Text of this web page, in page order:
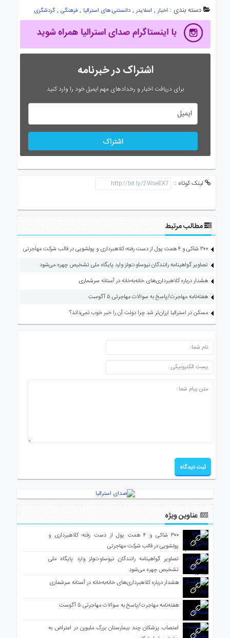
دسته بندی : اخبار, اسلایدر, دانستنی های استرالیا , فرهنگی, گردشگری
اشتراک در خبرنامه
برای دریافت اخبار و رخدادهای مهم ایمیل خود را وارد کنید
اشتراک
لینک کوتاه :
مطالب مرتبط
۳۰۰ شاکی و ۴ همت پول از دست رفته؛ کلاهبرداری و پولشویی در قالب شرکت مهاجرتی
تصاویر گواهینامه رانندگان نیوساوت‌ولز وارد پایگاه ملی تشخیص چهره می‌شود
هشدار درباره کلاهبرداری‌های خانه‌به‌خانه در آستانه سرشماری
هفته‌نامه مهاجرت/پاسخ به سوالات مهاجرتی ۵ آگوست
مسکن در استرالیا ارزان‌تر شد چرا دولت آن را خبر خوب نمی‌داند؟
ارسال دیدگاه
عناوین ویژه
۳۰۰ شاکی و ۴ همت پول از دست رفته؛ کلاهبرداری و
پولشویی در قالب شرکت مهاجرتی
تصاویر گواهینامه رانندگان نیوساوت‌ولز وارد پایگاه ملی
تشخیص چهره می‌شود
هشدار درباره کلاهبرداری‌های خانه‌به‌خانه در آستانه سرشماری
هفته‌نامه مهاجرت/پاسخ به سوالات مهاجرتی ۵ آگوست
اعتصاب پزشکان چند بیمارستان بزرگ ملبورن در اعتراض به